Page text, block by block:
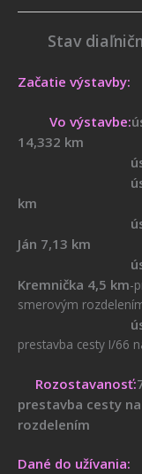
Stav
Začatie výstavby:
Vo výstavbe:
14,332 km
úsek D2
úsek D1
km
úsek D1
Ján 7,13 km
úsek R1
Kremnička 4,5 km-
smerovým
úsek R1
prestavba cesty I/66
Rozostavanosť:
prestavba cesty
rozdelením
Dané do užívania: